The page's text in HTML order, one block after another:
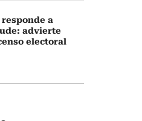
a
advierte
electoral